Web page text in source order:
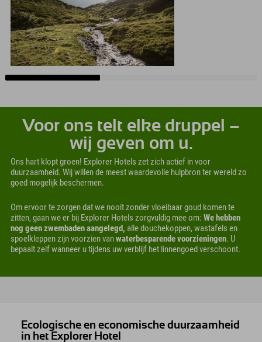
Voor ons telt elke druppel –
wij geven om u.
Ons hart klopt groen! Explorer Hotels zet zich actief in voor
duurzaamheid. Wij willen de meest waardevolle hulpbron ter wereld zo
goed mogelijk beschermen.
Om ervoor te zorgen dat we nooit zonder vloeibaar goud komen te
zitten, gaan we er bij Explorer Hotels zorgvuldig mee om: We hebben
nog geen zwembaden aangelegd, alle douchekoppen, wastafels en
spoelkleppen zijn voorzien vanwaterbesparende voorzieningen. U
bepaalt zelf wanneer u tijdens uw verblijf het linnengoed verschoont.
Ecologische en economische duurzaamheid
in het Explorer Hotel